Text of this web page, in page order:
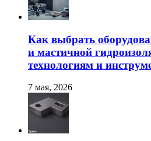
Как выбрать
и мастичной
технологиям и
7 мая, 2026